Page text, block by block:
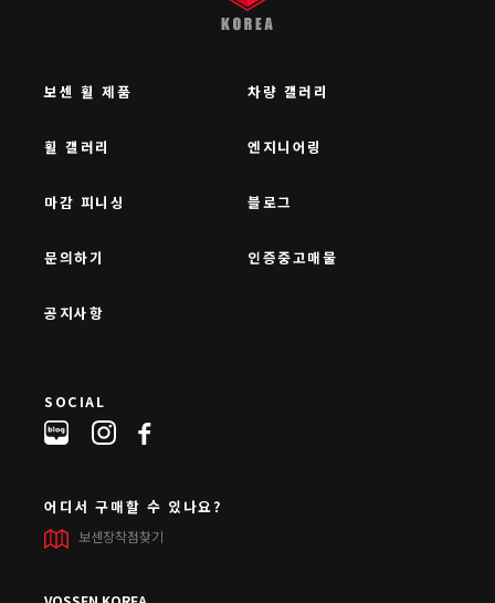
보센 휠 제품 차량 갤러리
휠 갤러리 엔지니어링
마감 피니싱 블로그
문의하기 인증중고매물
공지사항
SOCIAL
어디서 구매할 수 있나요?
보센장착점찾기